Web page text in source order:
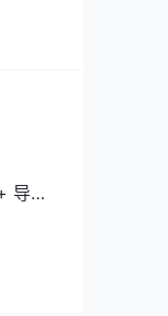
导致